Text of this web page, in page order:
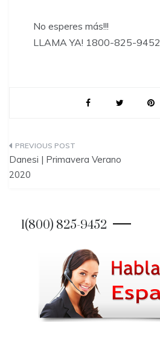
​No esperes más!!!
LLAMA YA! 1800-825-9452
P
o
Danesi | Primavera Verano
2020
1(800) 825-9452